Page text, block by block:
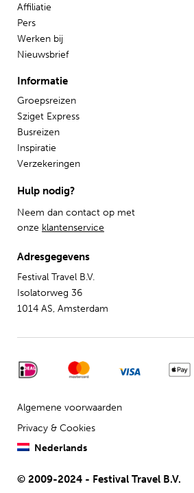
Affiliatie
Pers
Werken bij
Nieuwsbrief
Informatie
Groepsreizen
Sziget Express
Busreizen
Inspiratie
Verzekeringen
Hulp nodig?
Neem dan contact op met
onze klantenservice
Adresgegevens
Festival Travel B.V.
Isolatorweg 36
1014 AS, Amsterdam
Algemene voorwaarden
Privacy & Cookies
Nederlands
© 2009-2024 - Festival Travel B.V.